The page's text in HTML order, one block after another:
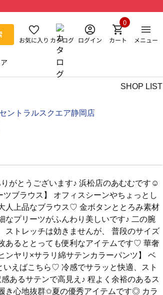
お気に入り カタログ ログイン カート
0
メニュー
SHOP LIST
ントラルスクエア静岡店
がとうございます♪ 浜松店のあむむです☺︎︎
ツブラウス】 オフィスシーンやちょっとし
人上品なブラウス♡ 金ボタンととろみ素材
なプリーツがふんわり美しいです♪ 二の腕
ストレッチは効きませんが、 普段のサイズ
あるととっても便利なアイテムです♡ 華奢
リ×サラリ綿サテンカラーパンツ】 ベ
いえばこちら♡ 冷感でサラッと快適、スト
あるサテンで高見え♪ 程よく余裕のあるス
き心地抜群✩︎夏の優秀アイテムです◎ カラ